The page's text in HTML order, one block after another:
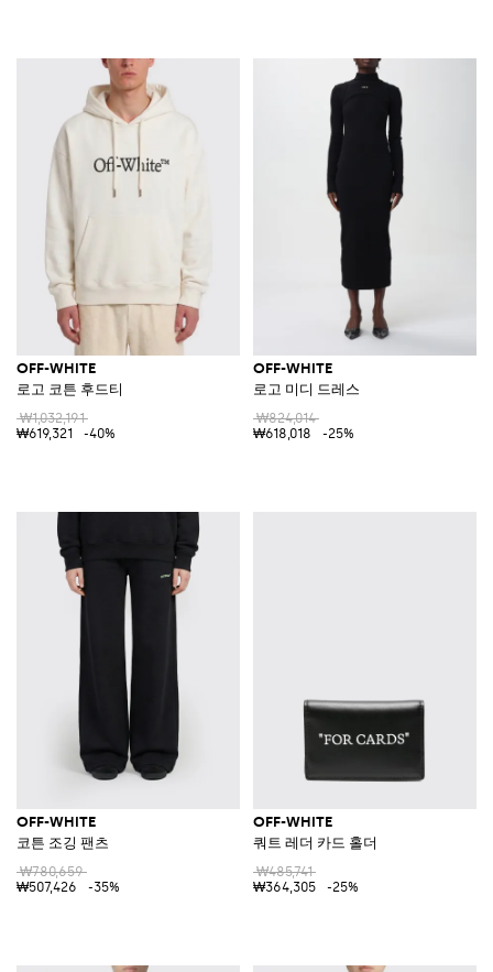
OFF-WHITE
로고 코튼 후드티
₩1,032,191
₩619,321
-40%
OFF-WHITE
로고 미디 드레스
₩824,014
₩618,018
-25%
OFF-WHITE
코튼 조깅 팬츠
₩780,659
₩507,426
-35%
OFF-WHITE
쿼트 레더 카드 홀더
₩485,741
₩364,305
-25%